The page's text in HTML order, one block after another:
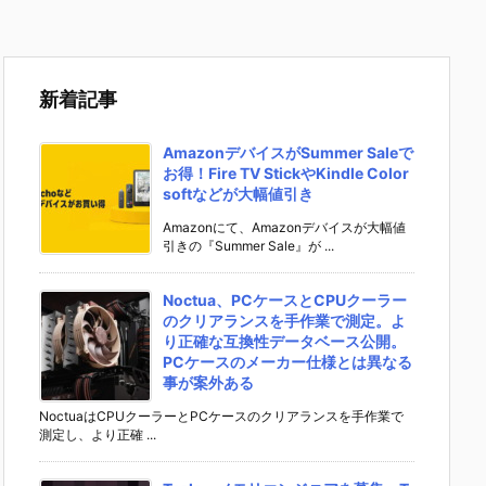
新着記事
AmazonデバイスがSummer Saleで
お得！Fire TV StickやKindle Color
softなどが大幅値引き
Amazonにて、Amazonデバイスが大幅値
引きの『Summer Sale』が ...
Noctua、PCケースとCPUクーラー
のクリアランスを手作業で測定。よ
り正確な互換性データベース公開。
PCケースのメーカー仕様とは異なる
事が案外ある
NoctuaはCPUクーラーとPCケースのクリアランスを手作業で
測定し、より正確 ...